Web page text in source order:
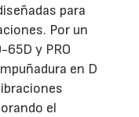
para
Por un
65D y PRO
en D
el